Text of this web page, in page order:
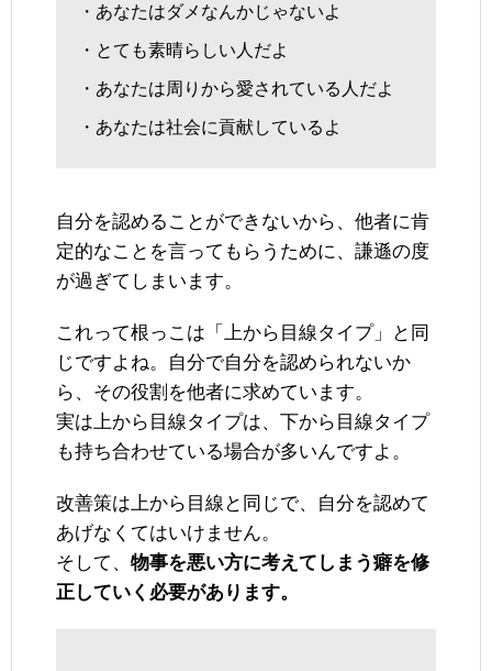
・あなたはダメなんかじゃないよ
・とても素晴らしい人だよ
・あなたは周りから愛されている人だよ
・あなたは社会に貢献しているよ
自分を認めることができないから、他者に肯
定的なことを言ってもらうために、謙遜の度
が過ぎてしまいます。
これって根っこは「上から目線タイプ」と同
じですよね。自分で自分を認められないか
ら、その役割を他者に求めています。
実は上から目線タイプは、下から目線タイプ
も持ち合わせている場合が多いんですよ。
改善策は上から目線と同じで、自分を認めて
あげなくてはいけません。
そして、 物事を悪い方に考えてしまう癖を修
正していく必要があります。